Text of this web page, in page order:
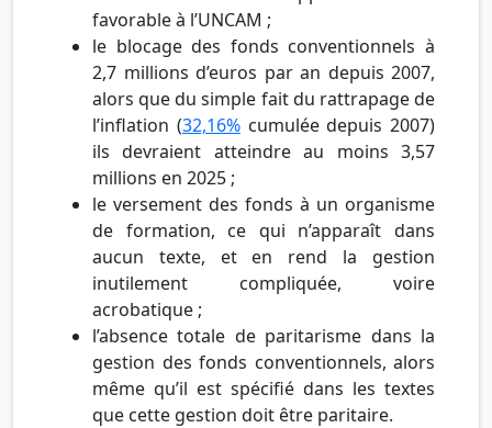
favorable à l’UNCAM ;
le blocage des fonds conventionnels à
2,7 millions d’euros par an depuis 2007,
alors que du simple fait du rattrapage de
l’inflation (32,16%cumulée depuis 2007)
ils devraient atteindre au moins 3,57
millions en 2025 ;
le versement des fonds à un organisme
de formation, ce qui n’apparaît dans
aucun texte, et en rend la gestion
inutilement compliquée, voire
acrobatique ;
l’absence totale de paritarisme dans la
gestion des fonds conventionnels, alors
même qu’il est spécifié dans les textes
que cette gestion doit être paritaire.